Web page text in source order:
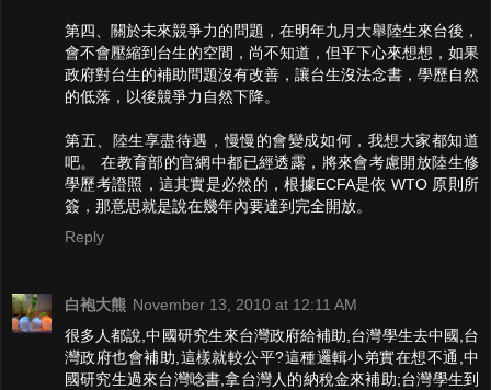
第四、關於未來競爭力的問題，在明年九月大舉陸生來台後，
會不會壓縮到台生的空間，尚不知道，但平下心來想想，如果
政府對台生的補助問題沒有改善，讓台生沒法念書，學歷自然
的低落，以後競爭力自然下降。
第五、陸生享盡待遇，慢慢的會變成如何，我想大家都知道
吧。 在教育部的官網中都已經透露，將來會考慮開放陸生修
學歷考證照，這其實是必然的，根據ECFA是依 WTO 原則所
簽，那意思就是說在幾年內要達到完全開放。
Reply
白袍大熊 November 13, 2010 at 12:11 AM
很多人都說,中國研究生來台灣政府給補助,台灣學生去中國,台
灣政府也會補助,這樣就較公平?這種邏輯小弟實在想不通,中
國研究生過來台灣唸書,拿台灣人的納稅金來補助;台灣學生到